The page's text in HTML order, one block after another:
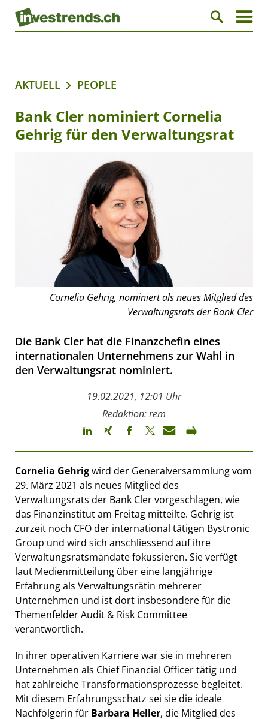
AKTUELL PEOPLE
Bank Cler nominiert Cornelia
Gehrig für den Verwaltungsrat
Cornelia Gehrig, nominiert als neues Mitglied des
Verwaltungsrats der Bank Cler
Die Bank Cler hat die Finanzchefin eines
internationalen Unternehmens zur Wahl in
den Verwaltungsrat nominiert.
19.02.2021, 12:01 Uhr
Redaktion: rem
Cornelia Gehrigwird der Generalversammlung vom
29. März 2021 als neues Mitglied des
Verwaltungsrats der Bank Cler vorgeschlagen, wie
das Finanzinstitut am Freitag mitteilte. Gehrig ist
zurzeit noch CFO der international tätigen Bystronic
Group und wird sich anschliessend auf ihre
Verwaltungsratsmandate fokussieren. Sie verfügt
laut Medienmitteilung über eine langjährige
Erfahrung als Verwaltungsrätin mehrerer
Unternehmen und ist dort insbesondere für die
Themenfelder Audit & Risk Committee
verantwortlich.
In ihrer operativen Karriere war sie in mehreren
Unternehmen als Chief Financial Officer tätig und
hat zahlreiche Transformationsprozesse begleitet.
Mit diesem Erfahrungsschatz sei sie die ideale
Nachfolgerin für Barbara Heller, die Mitglied des